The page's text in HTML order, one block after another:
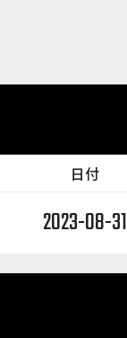
日付
2023-08-31